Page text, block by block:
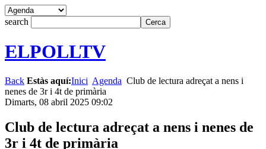
search
ELPOLLTV
Back Estàs aquí:Inici Agenda Club de lectura adreçat a nens i
nenes de 3r i 4t de primària
Dimarts, 08 abril 2025 09:02
Club de lectura adreçat a nens i nenes de
3r i 4t de primària